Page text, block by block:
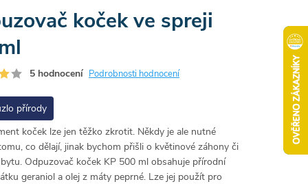
koček ve spreji
5 hodnocení Podrobnosti hodnocení
přírody
koček lze jen těžko zkrotit. Někdy je ale nutné
co dělají, jinak bychom přišli o květinové záhony či
Odpuzovač koček KP 500 ml obsahuje přírodní
geraniol a olej z máty peprné. Lze jej použít pro